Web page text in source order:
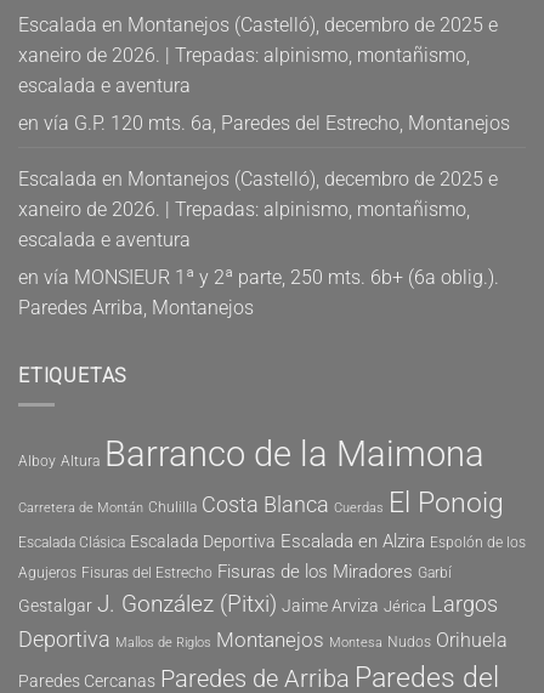
Escalada en Montanejos (Castelló), decembro de 2025 e
xaneiro de 2026. | Trepadas: alpinismo, montañismo,
escalada e aventura
en vía G.P. 120 mts. 6a, Paredes del Estrecho, Montanejos
Escalada en Montanejos (Castelló), decembro de 2025 e
xaneiro de 2026. | Trepadas: alpinismo, montañismo,
escalada e aventura
en vía MONSIEUR 1ª y 2ª parte, 250 mts. 6b+ (6a oblig.).
Paredes Arriba, Montanejos
ETIQUETAS
Alboy Altura Barranco de la Maimona
Carretera de Montán Chulilla Costa Blanca Cuerdas El Ponoig
Escalada Clásica Escalada Deportiva Escalada en Alzira Espolón de los
Agujeros Fisuras del Estrecho Fisuras de los Miradores Garbí
Gestalgar J. González (Pitxi) Jaime Arviza Jérica Largos
Deportiva Mallos de Riglos Montanejos Montesa Nudos Orihuela
Paredes Cercanas Paredes de Arriba Paredes del